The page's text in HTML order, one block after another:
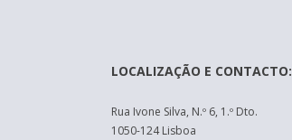
LOCALIZAÇÃO E CONTACTO:
Rua Ivone Silva, N.º 6, 1.º Dto.
1050-124 Lisboa